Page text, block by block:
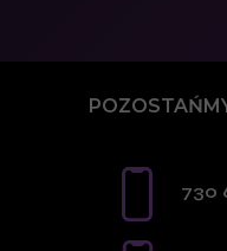
730